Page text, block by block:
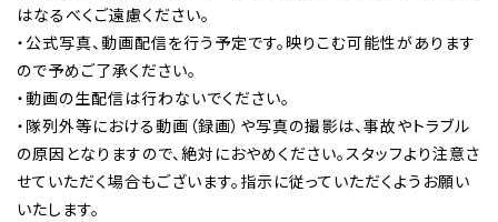
はなるべくご遠慮ください。
・公式写真、動画配信を行う予定です。映りこむ可能性があります
ので予めご了承ください。
・動画の生配信は行わないでください。
・隊列外等における動画（録画）や写真の撮影は、事故やトラブル
の原因となりますので、絶対におやめください。スタッフより注意さ
せていただく場合もございます。指示に従っていただくようお願い
いたします。